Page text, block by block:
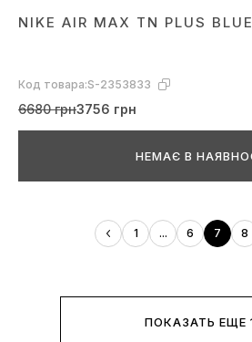
NIKE AIR MAX TN PLUS
Код товара:S-2353833
6680 грн3756 грн
НЕМАЄ В
1 ... 6 7 8
ПОКАЗАТЬ ЕЩЕ